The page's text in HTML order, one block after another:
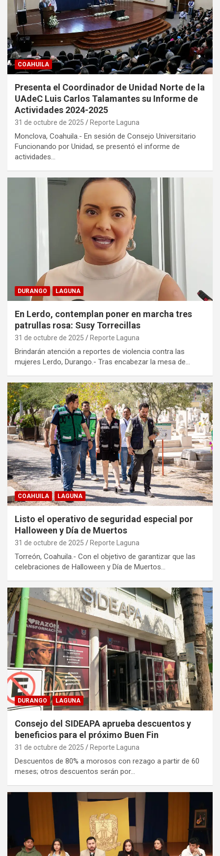
COAHUILA
Presenta el Coordinador de Unidad Norte de la
UAdeC Luis Carlos Talamantes su Informe de
Actividades 2024-2025
31 de octubre de 2025 Reporte Laguna
Monclova, Coahuila.- En sesión de Consejo Universitario
Funcionando por Unidad, se presentó el informe de
actividades…
DURANGO LAGUNA
En Lerdo, contemplan poner en marcha tres
patrullas rosa: Susy Torrecillas
31 de octubre de 2025 Reporte Laguna
Brindarán atención a reportes de violencia contra las
mujeres Lerdo, Durango.- Tras encabezar la mesa de…
COAHUILA LAGUNA
Listo el operativo de seguridad especial por
Halloween y Día de Muertos
31 de octubre de 2025 Reporte Laguna
Torreón, Coahuila.- Con el objetivo de garantizar que las
celebraciones de Halloween y Día de Muertos…
DURANGO LAGUNA
Consejo del SIDEAPA aprueba descuentos y
beneficios para el próximo Buen Fin
31 de octubre de 2025 Reporte Laguna
Descuentos de 80% a morosos con rezago a partir de 60
meses; otros descuentos serán por…